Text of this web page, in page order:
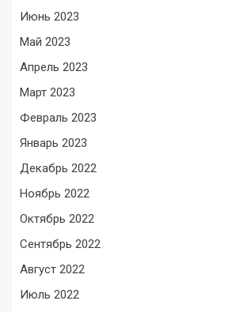
Июнь 2023
Май 2023
Апрель 2023
Март 2023
Февраль 2023
Январь 2023
Декабрь 2022
Ноябрь 2022
Октябрь 2022
Сентябрь 2022
Август 2022
Июль 2022